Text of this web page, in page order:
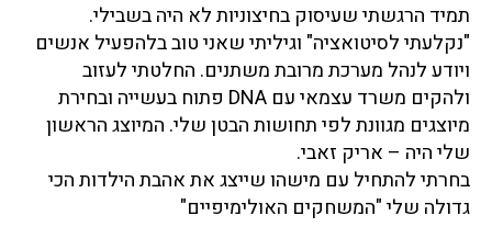
תמיד הרגשתי שעיסוק בחיצוניות לא היה בשבילי.
"נקלעתי לסיטואציה" וגיליתי שאני טוב בלהפעיל אנשים
ויודע לנהל מערכת מרובת משתנים. החלטתי לעזוב
ולהקים משרד עצמאי עם DNA פתוח בעשייה ובחירת
מיוצגים מגוונת לפי תחושות הבטן שלי. המיוצג הראשון
שלי היה – אריק זאבי.
בחרתי להתחיל עם מישהו שייצג את אהבת הילדות הכי
גדולה שלי "המשחקים האולימיפיים"